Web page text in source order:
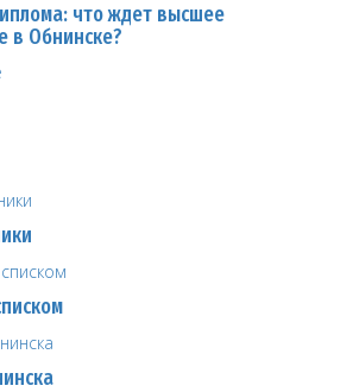
что ждет высшее
в Обнинске?